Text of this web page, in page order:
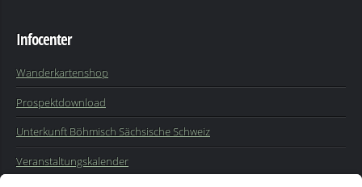
Infocenter
Wanderkartenshop
Prospektdownload
Unterkunft Böhmisch Sächsische Schweiz
Veranstaltungskalender